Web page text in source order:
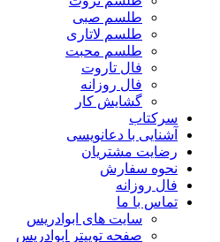
طلسم صبی
طلسم لاتاری
طلسم محبت
فال تاروت
فال روزانه
گشایش کار
سرکتاب
آشنایی با دعانویسی
رضایت مشتریان
نحوه سفارش
فال روزانه
تماس با ما
سایت های ابوادریس
صفحه توییتر ابوادریس